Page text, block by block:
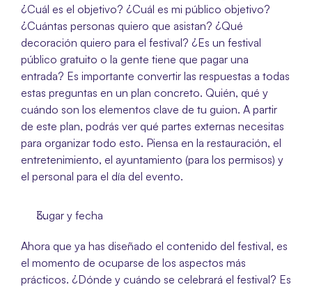
¿Cuál es el objetivo? ¿Cuál es mi público objetivo?
¿Cuántas personas quiero que asistan? ¿Qué
decoración quiero para el festival? ¿Es un festival
público gratuito o la gente tiene que pagar una
entrada? Es importante convertir las respuestas a todas
estas preguntas en un plan concreto. Quién, qué y
cuándo son los elementos clave de tu guion. A partir
de este plan, podrás ver qué partes externas necesitas
para organizar todo esto. Piensa en la restauración, el
entretenimiento, el ayuntamiento (para los permisos) y
el personal para el día del evento.
Lugar y fecha
Ahora que ya has diseñado el contenido del festival, es
el momento de ocuparse de los aspectos más
prácticos. ¿Dónde y cuándo se celebrará el festival? Es